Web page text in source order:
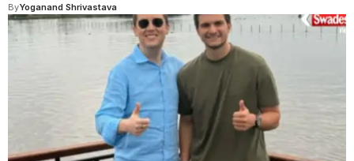
ByYoganand Shrivastava